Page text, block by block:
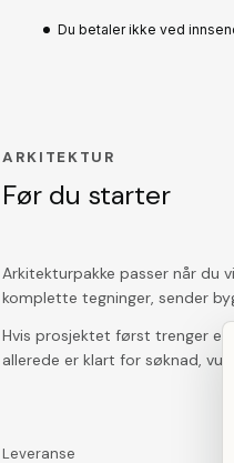
Du betaler ikke ved
ARKITEKTUR
Før du starter
Arkitekturpakke passer når du
komplette tegninger, sender
Hvis prosjektet først trenger en
allerede er klart for søknad,
Leveranse